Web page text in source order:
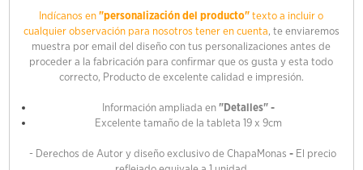
Indícanos en "personalización del producto" texto a incluir o
cualquier observación para nosotros tener en cuenta, te enviaremos
muestra por email del diseño con tus personalizaciones antes de
proceder a la fabricación para confirmar que os gusta y esta todo
correcto, Producto de excelente calidad e impresión.
Información ampliada en "Detalles" -
Excelente tamaño de la tableta 19 x 9cm
- Derechos de Autor y diseño exclusivo de ChapaMonas - El precio